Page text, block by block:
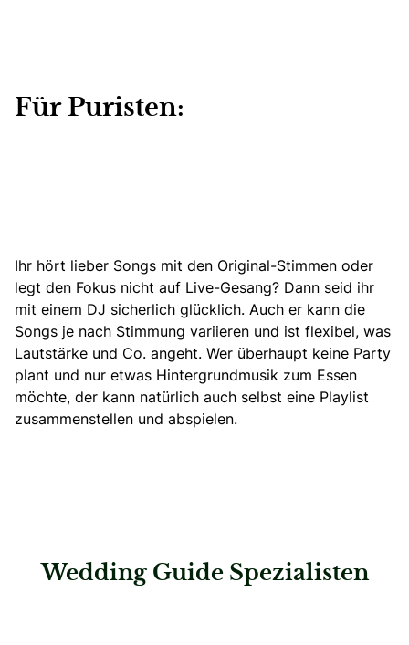
Für Puristen:
Ihr hört lieber Songs mit den Original-Stimmen oder
legt den Fokus nicht auf Live-Gesang? Dann seid ihr
mit einem DJ sicherlich glücklich. Auch er kann die
Songs je nach Stimmung variieren und ist flexibel, was
Lautstärke und Co. angeht. Wer überhaupt keine Party
plant und nur etwas Hintergrundmusik zum Essen
möchte, der kann natürlich auch selbst eine Playlist
zusammenstellen und abspielen.
Wedding Guide Spezialisten